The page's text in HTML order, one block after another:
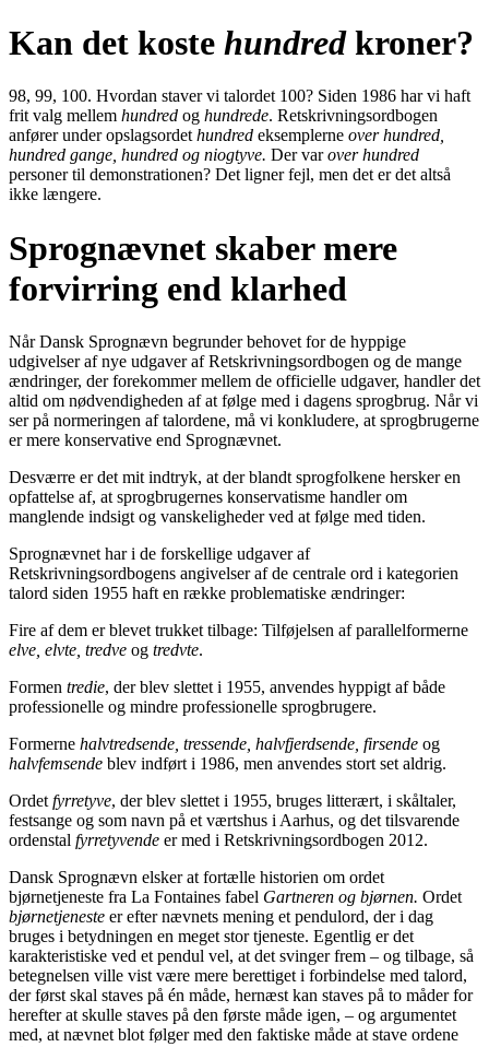
Kan det koste hundredkroner?
98, 99, 100. Hvordan staver vi talordet 100? Siden 1986 har vi haft
frit valg mellem hundred og hundrede. Retskrivningsordbogen
anfører under opslagsordet hundred eksemplerne over hundred,
hundred gange, hundred og niogtyve. Der varover hundred
personer til demonstrationen? Det ligner fejl, men det er det altså
ikke længere.
Sprognævnet skaber mere
forvirring end klarhed
Når Dansk Sprognævn begrunder behovet for de hyppige
udgivelser af nye udgaver af Retskrivningsordbogen og de mange
ændringer, der forekommer mellem de officielle udgaver, handler det
altid om nødvendigheden af at følge med i dagens sprogbrug. Når vi
ser på normeringen af talordene, må vi konkludere, at sprogbrugerne
er mere konservative end Sprognævnet.
Desværre er det mit indtryk, at der blandt sprogfolkene hersker en
opfattelse af, at sprogbrugernes konservatisme handler om
manglende indsigt og vanskeligheder ved at følge med tiden.
Sprognævnet har i de forskellige udgaver af
Retskrivningsordbogens angivelser af de centrale ord i kategorien
talord siden 1955 haft en række problematiske ændringer:
Fire af dem er blevet trukket tilbage: Tilføjelsen af parallelformerne
elve, elvte, tredve og tredvte.
Formen tredie, der blev slettet i 1955, anvendes hyppigt af både
professionelle og mindre professionelle sprogbrugere.
Formerne halvtredsende, tressende, halvfjerdsende, firsende og
halvfemsende blev indført i 1986, men anvendes stort set aldrig.
Ordet fyrretyve, der blev slettet i 1955, bruges litterært, i skåltaler,
festsange og som navn på et værtshus i Aarhus, og det tilsvarende
ordenstal fyrretyvende er med i Retskrivningsordbogen 2012.
Dansk Sprognævn elsker at fortælle historien om ordet
bjørnetjeneste fra La Fontaines fabel Gartneren og bjørnen. Ordet
bjørnetjeneste er efter nævnets mening et pendulord, der i dag
bruges i betydningen en meget stor tjeneste. Egentlig er det
karakteristiske ved et pendul vel, at det svinger frem – og tilbage, så
betegnelsen ville vist være mere berettiget i forbindelse med talord,
der først skal staves på én måde, hernæst kan staves på to måder for
herefter at skulle staves på den første måde igen, – og argumentet
med, at nævnet blot følger med den faktiske måde at stave ordene